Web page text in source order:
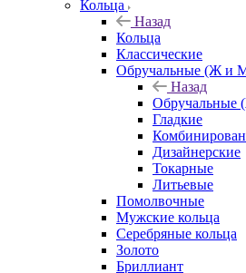
Кольца
Назад
Кольца
Классические
Обручальные (Ж и
Назад
Гладкие
Дизайнерские
Токарные
Литьевые
Помолвочные
Мужские кольца
Серебряные кольца
Золото
Бриллиант